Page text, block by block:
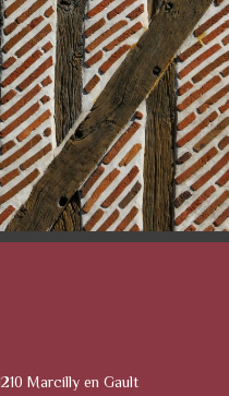
Marcilly en Gault